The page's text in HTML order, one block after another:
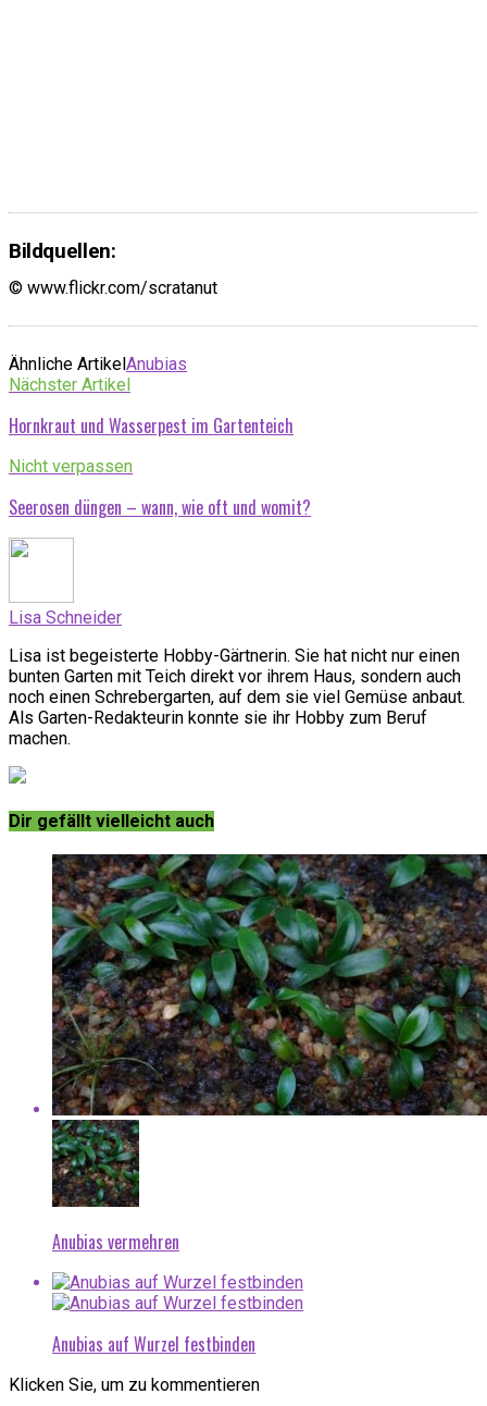
Bildquellen:
© www.flickr.com/scratanut
Ähnliche ArtikelAnubias
Nächster Artikel
Hornkraut und Wasserpest im Gartenteich
Nicht verpassen
Seerosen düngen – wann, wie oft und womit?
Lisa Schneider
Lisa ist begeisterte Hobby-Gärtnerin. Sie hat nicht nur einen
bunten Garten mit Teich direkt vor ihrem Haus, sondern auch
noch einen Schrebergarten, auf dem sie viel Gemüse anbaut.
Als Garten-Redakteurin konnte sie ihr Hobby zum Beruf
machen.
Dir gefällt vielleicht auch
Anubias vermehren
Anubias auf Wurzel festbinden
Klicken Sie, um zu kommentieren